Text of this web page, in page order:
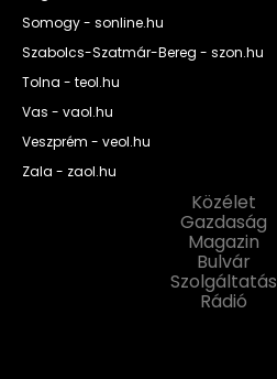
Somogy - sonline.hu
Szabolcs-Szatmár-Bereg - szon.hu
Tolna - teol.hu
Vas - vaol.hu
Veszprém - veol.hu
Zala - zaol.hu
Közélet
Gazdaság
Magazin
Bulvár
Szolgáltatás
Rádió